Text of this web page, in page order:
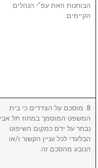
הבוחנות וזאת עפ"י הנהלים
הקיימים.
8. מוסכם על הצדדים כי בית
המשפט המוסמך במחוז תל
נבחר על ידם כמקום השיפוט
הבלעדי לכל עניין הקשור ו/או
הנובע מהסכם זה.